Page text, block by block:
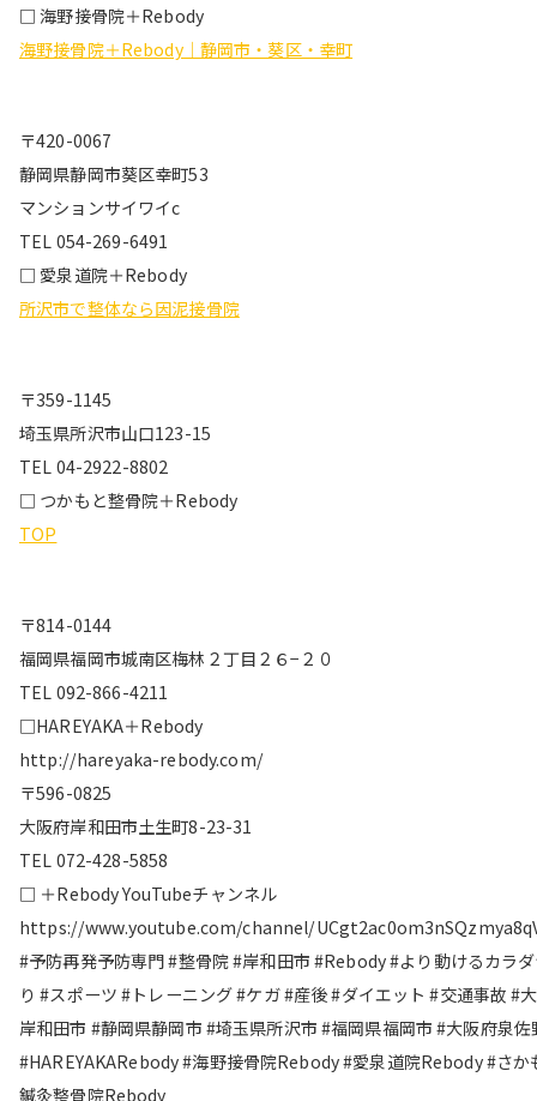
□ 海野接骨院＋Rebody
海野接骨院＋Rebody｜静岡市・葵区・幸町
〒420-0067
静岡県静岡市葵区幸町53
マンションサイワイc
TEL 054-269-6491
□ 愛泉道院＋Rebody
所沢市で整体なら因泥接骨院
〒359-1145
埼玉県所沢市山口123-15
TEL 04-2922-8802
□ つかもと整骨院＋Rebody
TOP
〒814-0144
福岡県福岡市城南区梅林２丁目２６−２０
TEL 092-866-4211
□HAREYAKA＋Rebody
http://hareyaka-rebody.com/
〒596-0825
大阪府岸和田市土生町8-23-31
TEL 072-428-5858
□ ＋Rebody YouTubeチャンネル
https://www.youtube.com/channel/
#予防再発予防専門 #整骨院 #岸和田市 #Rebody #より動けるカラ
り #スポーツ #トレーニング #ケガ #産後 #ダイエット #交通事故 #
岸和田市 #静岡県静岡市 #埼玉県所沢市 #福岡県福岡市 #大阪府泉佐
#HAREYAKARebody #海野接骨院Rebody #愛泉道院Rebody #さか
鍼灸整骨院Rebody